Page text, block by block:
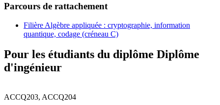
Parcours de rattachement
Filière Algèbre appliquée : cryptographie, information
quantique, codage (créneau C)
Pour les étudiants du diplôme Diplôme
d'ingénieur
ACCQ203, ACCQ204